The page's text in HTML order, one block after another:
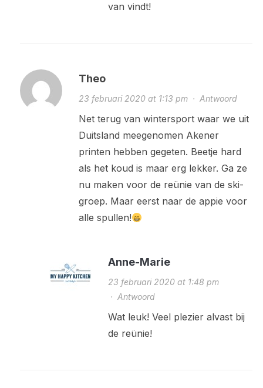
van vindt!
Theo
23 februari 2020 at 1:13 pm· Antwoord
Net terug van wintersport waar we uit
Duitsland meegenomen Akener
printen hebben gegeten. Beetje hard
als het koud is maar erg lekker. Ga ze
nu maken voor de reünie van de ski-
groep. Maar eerst naar de appie voor
alle spullen!
Anne-Marie
23 februari 2020 at 1:48 pm
· Antwoord
Wat leuk! Veel plezier alvast bij
de reünie!